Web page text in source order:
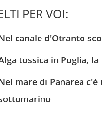
PER VOI:
canale d'Otranto
tossica in Puglia,
mare di Panarea